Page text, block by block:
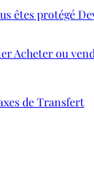
êtes protégé
Acheter ou
de Transfert